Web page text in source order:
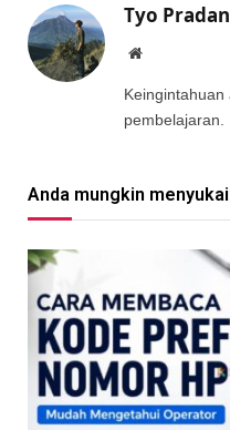
Tyo
Website
Keingintahuan
pembelajaran.
Anda mungkin